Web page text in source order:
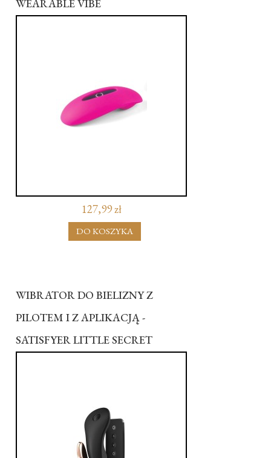
WEARABLE VIBE
127,99 zł
DO KOSZYKA
WIBRATOR DO BIELIZNY Z
PILOTEM I Z APLIKACJĄ -
SATISFYER LITTLE SECRET